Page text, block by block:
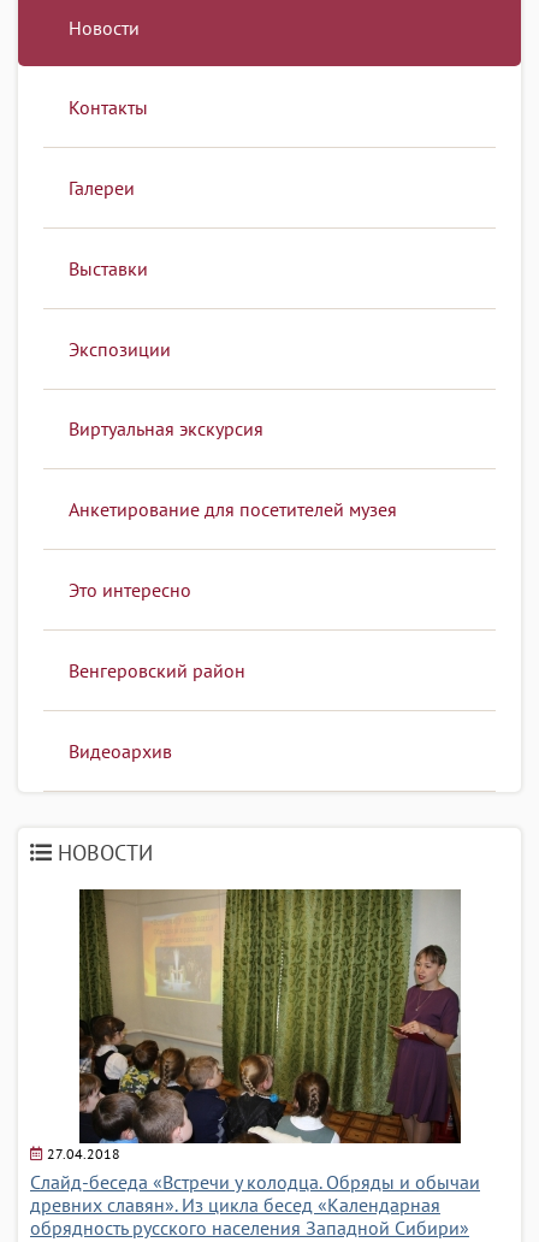
Новости
Контакты
Галереи
Выставки
Экспозиции
Виртуальная экскурсия
Анкетирование для посетителей музея
Это интересно
Венгеровский район
Видеоархив
НОВОСТИ
27.04.2018
Слайд-беседа «Встречи у колодца. Обряды и обычаи
древних славян». Из цикла бесед «Календарная
обрядность русского населения Западной Сибири»